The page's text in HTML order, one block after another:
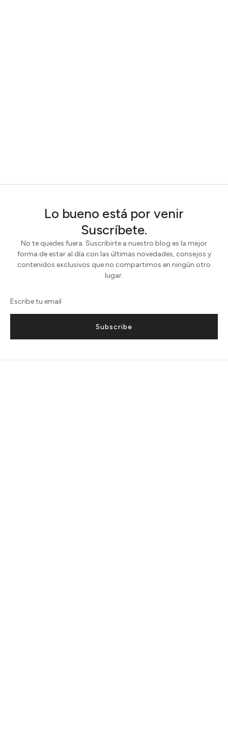
Lo bueno está por venir
Suscríbete.
No te quedes fuera. Suscribirte a nuestro blog es la mejor
forma de estar al día con las últimas novedades, consejos y
contenidos exclusivos que no compartimos en ningún otro
lugar.
Subscribe